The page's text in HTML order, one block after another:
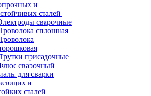
и
сталей
сварочные
сплошная
присадочные
сварочный
для сварки
и
сталей